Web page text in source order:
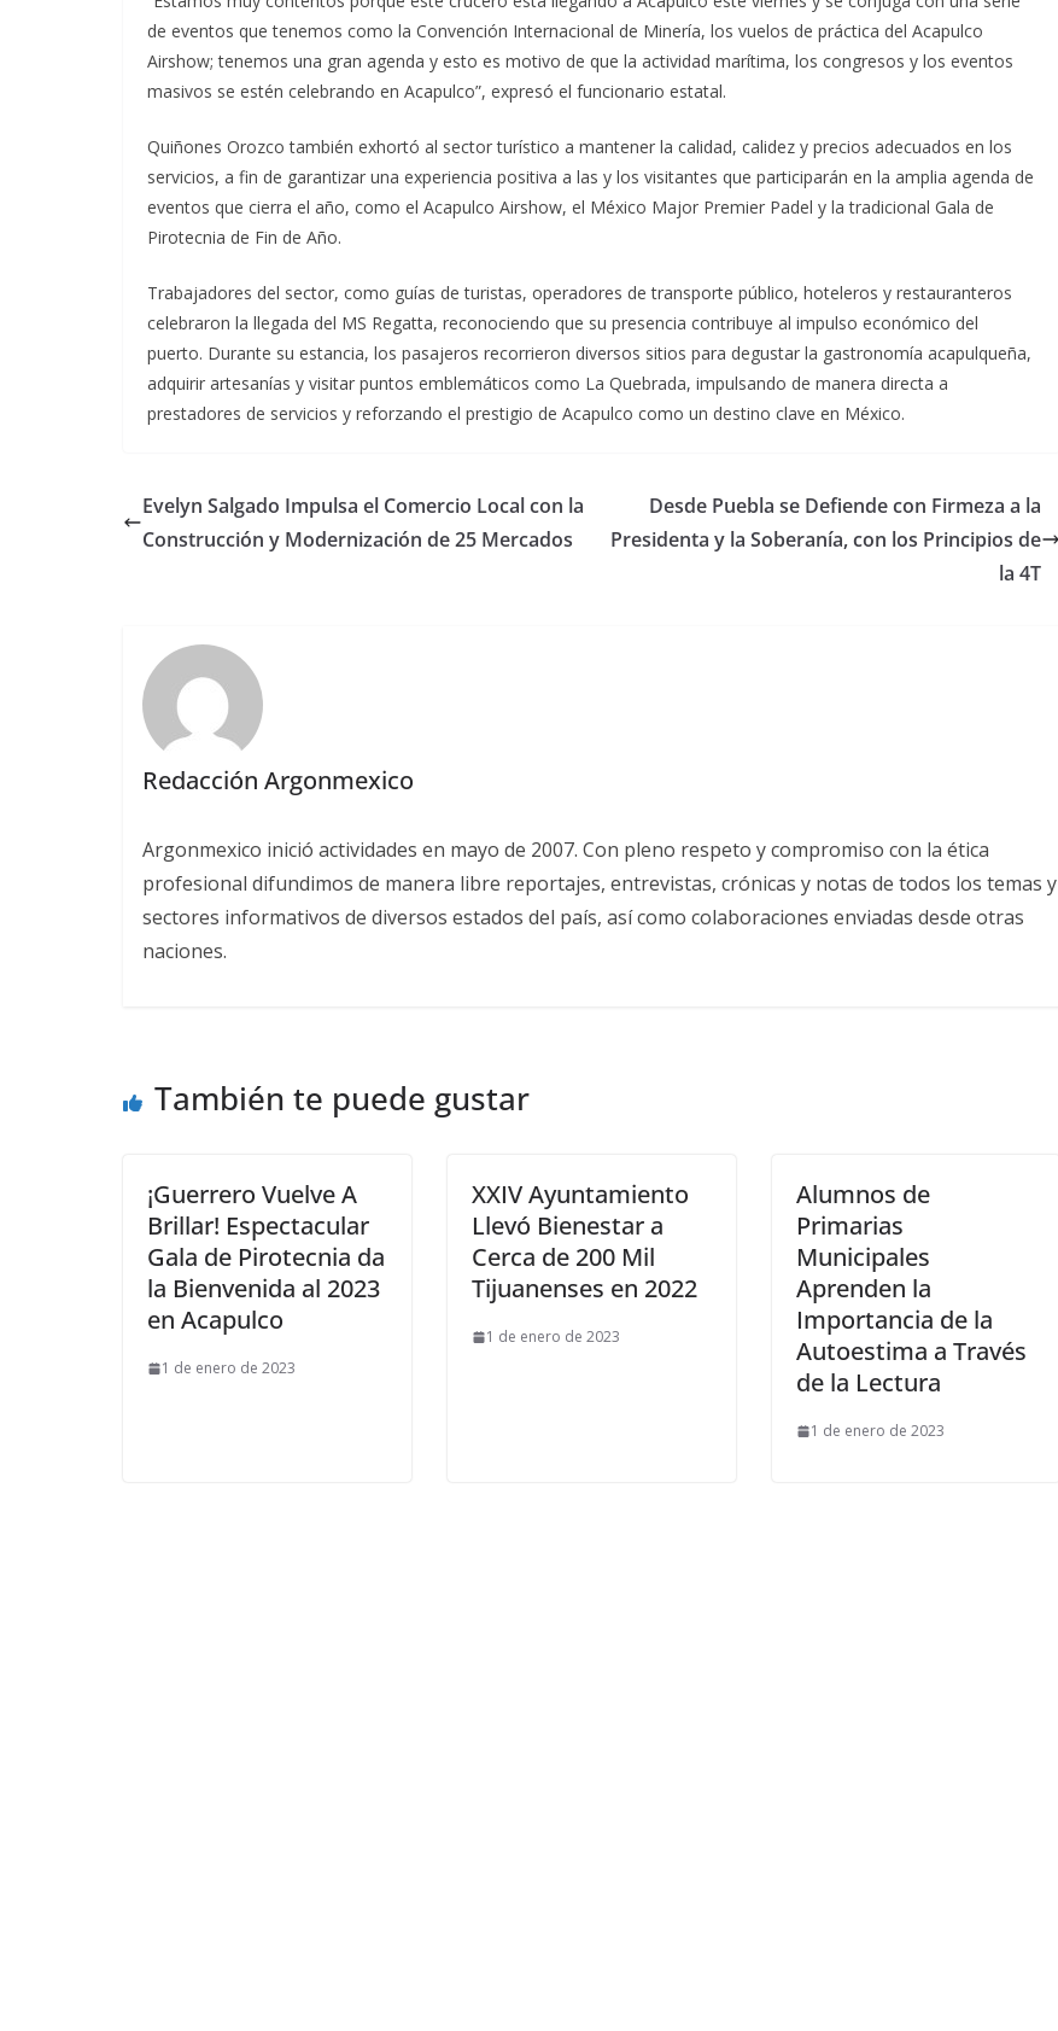
de eventos que tenemos como la Convención Internacional de Minería, los vuelos de práctica del Acapulco
Airshow; tenemos una gran agenda y esto es motivo de que la actividad marítima, los congresos y los eventos
masivos se estén celebrando en Acapulco”, expresó el funcionario estatal.
Quiñones Orozco también exhortó al sector turístico a mantener la calidad, calidez y precios adecuados en los
servicios, a fin de garantizar una experiencia positiva a las y los visitantes que participarán en la amplia agenda de
eventos que cierra el año, como el Acapulco Airshow, el México Major Premier Padel y la tradicional Gala de
Pirotecnia de Fin de Año.
Trabajadores del sector, como guías de turistas, operadores de transporte público, hoteleros y restauranteros
celebraron la llegada del MS Regatta, reconociendo que su presencia contribuye al impulso económico del
puerto. Durante su estancia, los pasajeros recorrieron diversos sitios para degustar la gastronomía acapulqueña,
adquirir artesanías y visitar puntos emblemáticos como La Quebrada, impulsando de manera directa a
prestadores de servicios y reforzando el prestigio de Acapulco como un destino clave en México.
Evelyn Salgado Impulsa el Comercio Local con la
Construcción y Modernización de 25 Mercados
Desde Puebla se Defiende con Firmeza a la
Presidenta y la Soberanía, con los Principios de
la 4T
Redacción Argonmexico
Argonmexico inició actividades en mayo de 2007. Con pleno respeto y compromiso con la ética
profesional difundimos de manera libre reportajes, entrevistas, crónicas y notas de todos los temas y
sectores informativos de diversos estados del país, así como colaboraciones enviadas desde otras
naciones.
También te puede gustar
¡Guerrero Vuelve A
Brillar! Espectacular
Gala de Pirotecnia da
la Bienvenida al 2023
en Acapulco
1 de enero de 2023
XXIV Ayuntamiento
Llevó Bienestar a
Cerca de 200 Mil
Tijuanenses en 2022
1 de enero de 2023
Alumnos de
Primarias
Municipales
Aprenden la
Importancia de la
Autoestima a Través
de la Lectura
1 de enero de 2023